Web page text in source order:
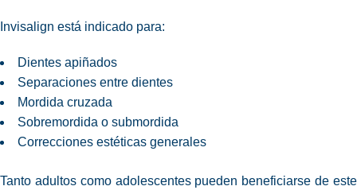
Invisalign está indicado para:
Dientes apiñados
Separaciones entre dientes
Mordida cruzada
Sobremordida o submordida
Correcciones estéticas generales
Tanto adultos como adolescentes pueden beneficiarse de este